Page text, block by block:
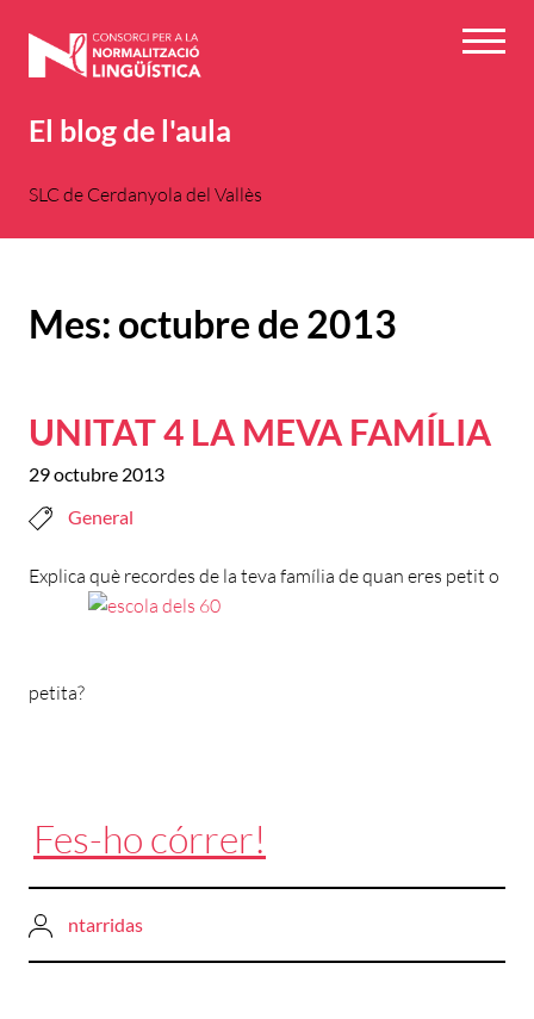
El blog de l'aula
SLC de Cerdanyola del Vallès
Mes: octubre de 2013
UNITAT 4 LA MEVA FAMÍLIA
29 octubre 2013
General
Explica què recordes de la teva família de quan eres petit o
petita?
Fes-ho córrer!
ntarridas